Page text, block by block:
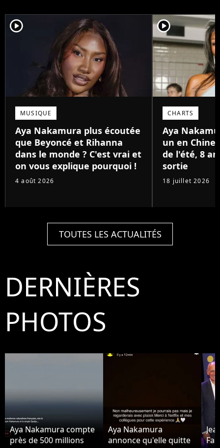
player2
MUSIQUE
Aya Nakamura plus écoutée
que Beyoncé et Rihanna
dans le monde ? C'est vrai et
on vous explique pourquoi !
4 août 2026
player2
CHARTS
Aya
un en Chine
de l'été, 8
sortie
18 juillet 2026
TOUTES LES ACTUALITÉS
DERNIÈRES
PHOTOS
Aya Nakamura compte
près de 500 millions
Aya Nakamura
annonce qu'elle quitte